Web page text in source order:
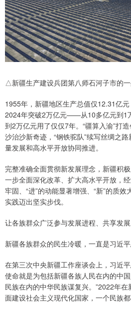
△新疆生产建设兵团第八师石河子市的
1955年，新疆地区生产总值仅12.31亿
2024年突破2万亿元——从10多亿元到1
到2万亿元用了仅仅7年。“疆算入渝”打
沙治沙新奇迹，“钢铁驼队”续写丝绸之
量发展和高水平开放协同推进。
完整准确全面贯彻新发展理念，新疆积
一步全面深化改革、扩大高水平开放，
牢固、“进”的动能显著增强、“新”的质
实践迈出坚实步伐。
让各族群众广泛参与发展进程、共享发
新疆各族群众的民生冷暖，一直是习近平
在第三次中央新疆工作座谈会上，习近
使命就是为包括新疆各族人民在内的中
民族在内的中华民族谋复兴。”2022年
面建设社会主义现代化国家，一个民族